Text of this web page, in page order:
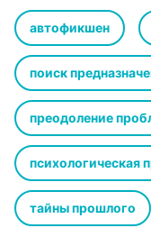
«Мне нравится лицо
молодое, красивое,
„„Помутнение““
переживаний
литературный
автофикшен
поиск
преодоление
психологическая
тайны прошлого